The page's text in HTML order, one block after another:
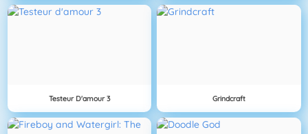
Testeur D'amour 3 Grindcraft